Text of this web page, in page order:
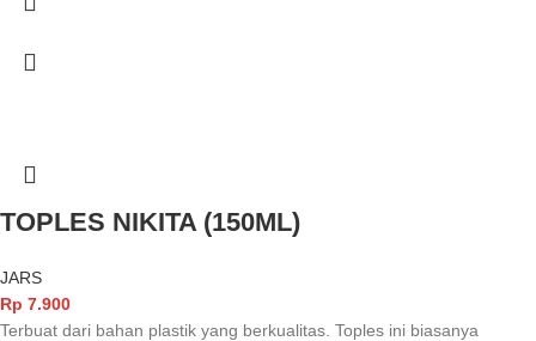
TOPLES NIKITA (150ML)
JARS
Rp 7.900
Terbuat dari bahan plastik yang berkualitas. Toples ini biasanya